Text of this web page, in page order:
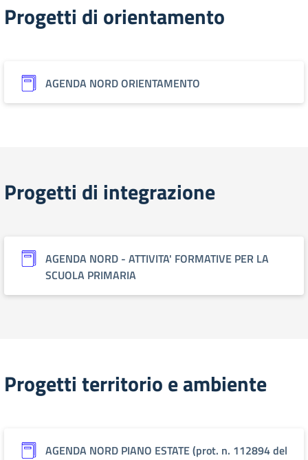
Progetti di orientamento
AGENDA NORD ORIENTAMENTO
Progetti di integrazione
AGENDA NORD - ATTIVITA' FORMATIVE PER LA
SCUOLA PRIMARIA
Progetti territorio e ambiente
AGENDA NORD PIANO ESTATE (prot. n. 112894 del